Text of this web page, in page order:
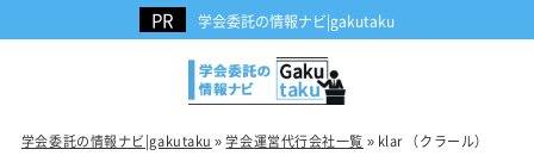
学会委託の情報ナビ|gakutaku
学会委託の情報ナビ|gakutaku »学会運営代行会社一覧 » klar （クラール）